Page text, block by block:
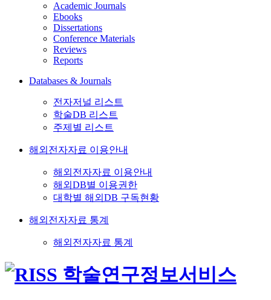
Academic Journals
Ebooks
Dissertations
Conference Materials
Reviews
Reports
Databases & Journals
전자저널 리스트
학술DB 리스트
주제별 리스트
해외전자자료 이용안내
해외전자자료 이용안내
해외DB별 이용권한
대학별 해외DB 구독현황
해외전자자료 통계
해외전자자료 통계